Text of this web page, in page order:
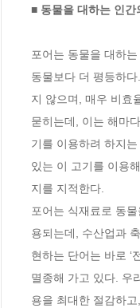
■ 동물을 대하는 인
포어는 동물을 대하
동물보다 더 평등하
지 않으며, 매우 비효
묻히는데, 이는 해마
기를 이용하려 하지
있는 이 고기를 이용
지를 지적한다.
포어는 식재료로 동
용되는데, 수산업과
현하는 단어는 바로 ‘
멸종해 가고 있다. 우
용을 최대한 절감하